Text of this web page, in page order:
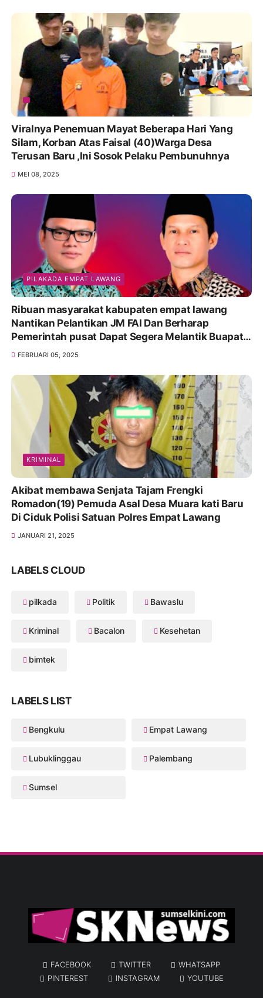
Viralnya Penemuan Mayat Beberapa Hari Yang
Silam, Korban Atas Faisal (40)Warga Desa
Terusan Baru ,Ini Sosok Pelaku Pembunuhnya
MEI 08, 2025
PILAKADA EMPAT LAWANG
Ribuan masyarakat kabupaten empat lawang
Nantikan Pelantikan JM FAI Dan Berharap
Pemerintah pusat Dapat Segera Melantik Buapati
dan Wakil bupati pilihan Rakyat,
FEBRUARI 05, 2025
KRIMINAL
Akibat membawa Senjata Tajam Frengki
Romadon(19) Pemuda Asal Desa Muara kati Baru
Di Ciduk Polisi Satuan Polres Empat Lawang
JANUARI 21, 2025
LABELS CLOUD
pilkada Politik Bawaslu
Kriminal Bacalon Kesehetan
bimtek
LABELS LIST
Bengkulu Empat Lawang
Lubuklinggau Palembang
Sumsel
FACEBOOK TWITTER
WHATSAPP
PINTEREST
INSTAGRAM YOUTUBE